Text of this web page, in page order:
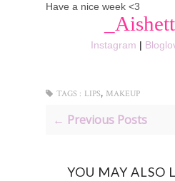
Have a nice week <3
Instagram |
TAGS : LIPS, MAKEUP
← Previous Posts
YOU MAY ALSO